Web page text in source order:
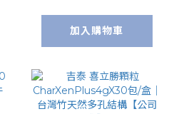
加入購物車